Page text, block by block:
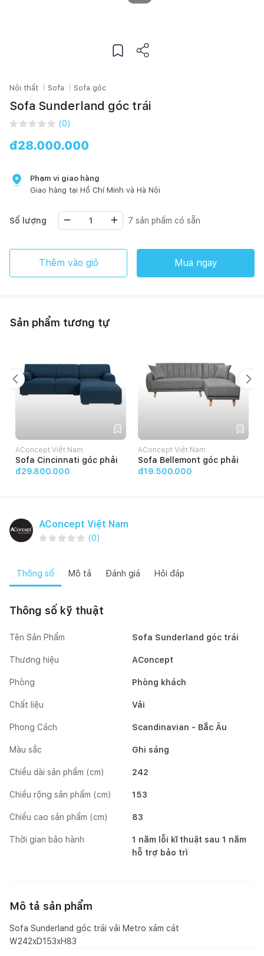
Nội thất Sofa Sofa góc
Sofa Sunderland góc trái
(0)
đ28.000.000
Phạm vi giao hàng
Giao hàng tại Hồ Chí Minh và Hà Nội
Số lượng 7 sản phẩm có sẵn
Thêm vào giỏ Mua ngay
Sản phẩm tương tự
AConcept Việt Nam
Sofa Cincinnati góc phải
đ29.800.000
AConcept Việt Nam
Sofa Bellemont góc phải
đ19.500.000
AConcept Việt Nam
(0)
Thông số Mô tả Đánh giá Hỏi đáp
Thông số kỹ thuật
Tên Sản Phẩm Sofa Sunderland góc trái
Thương hiệu AConcept
Phòng Phòng khách
Chất liệu Vải
Phong Cách Scandinavian - Bắc Âu
Màu sắc Ghi sáng
Chiều dài sản phẩm (cm) 242
Chiều rộng sản phẩm (cm) 153
Chiều cao sản phẩm (cm) 83
Thời gian bảo hành
1 năm lỗi kĩ thuật sau 1 năm
hỗ trợ bảo trì
Mô tả sản phẩm
Sofa Sunderland góc trái vải Metro xám cát
W242xD153xH83